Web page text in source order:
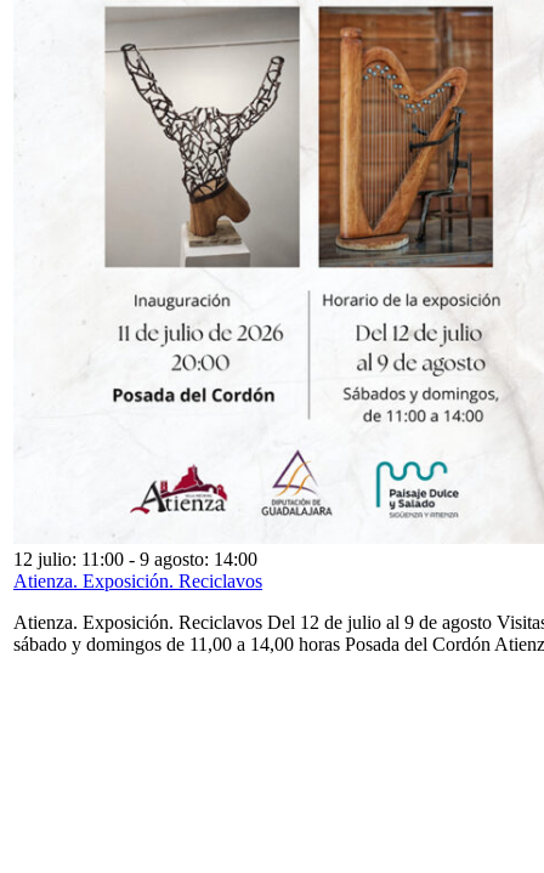
12 julio: 11:00 - 9 agosto: 14:00
Atienza. Exposición. Reciclavos
Atienza. Exposición. Reciclavos Del 12 de julio al 9 de agosto
sábado y domingos de 11,00 a 14,00 horas Posada del Cordón